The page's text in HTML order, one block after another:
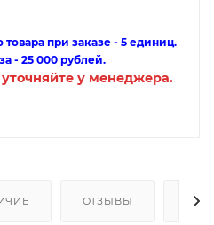
при заказе - 5 единиц.
- 25 000 рублей.
у менеджера.
ОТЗЫВЫ